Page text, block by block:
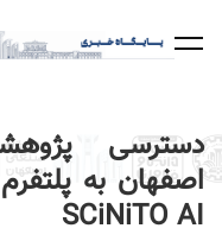
دسترسی
اصفهان به
SCiNiTO AI